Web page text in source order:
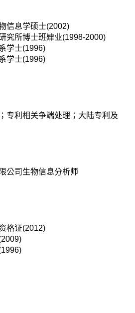
信息学硕士(2002)
究所博士班肄业(1998-2000)
学士(1996)
学士(1996)
专利相关争端处理；大陆专利及
公司生物信息分析师
格证(2012)